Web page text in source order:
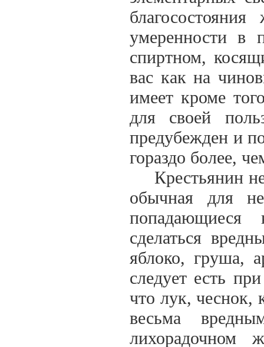
умеренности в
спиртном,
вас как на
имеет кроме
для своей
предубежден и
гораздо более,
Крестьянин не
обычная для
попадающиеся
сделаться
яблоко, груша,
следует есть
что лук, чеснок,
весьма
лихорадочном